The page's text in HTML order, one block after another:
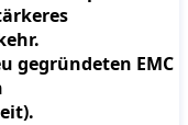
gegründeten EMC